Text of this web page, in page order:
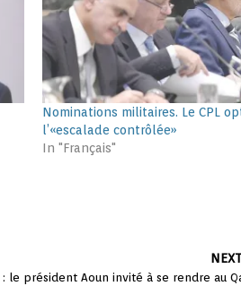
Nominations militaires. Le CPL
l’«escalade contrôlée»
In "Français"
: le président Aoun invité à se rendre au